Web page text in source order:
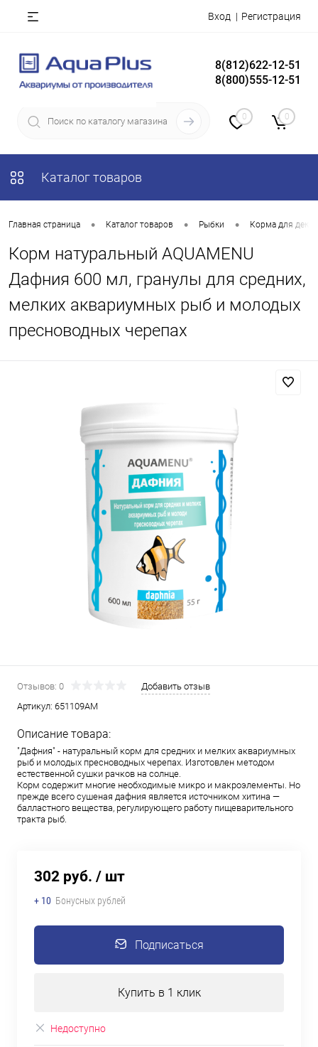
Вход Регистрация
8(812)622-12-51
8(800)555-12-51
0 0
Каталог товаров
Главная страница • Каталог товаров • Рыбки • Корма для
Корм натуральный AQUAMENU
Дафния 600 мл, гранулы для средних,
мелких аквариумных рыб и молодых
пресноводных черепах
Отзывов: 0
Добавить отзыв
Артикул: 651109АМ
Описание товара:
"Дафния" - натуральный корм для средних и мелких аквариумных
рыб и молодых пресноводных черепах. Изготовлен методом
естественной сушки рачков на солнце.
Корм содержит многие необходимые микро и макроэлементы. Но
прежде всего сушеная дафния является источником хитина —
балластного вещества, регулирующего работу пищеварительного
тракта рыб.
302 руб. / шт
+ 10 Бонусных рублей
Подписаться
Купить в 1 клик
Недоступно